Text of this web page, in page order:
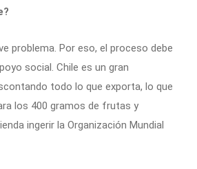
problema. Por eso, el proceso debe
social. Chile es un gran
todo lo que exporta, lo que
los 400 gramos de frutas y
ingerir la Organización Mundial